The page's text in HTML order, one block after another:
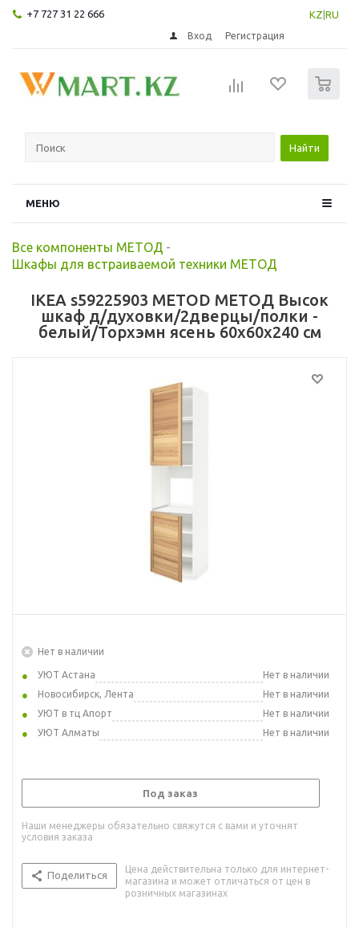
+7 727 31 22 666 KZ RU
Вход Регистрация
Найти
МЕНЮ
Все компоненты МЕТОД -
Шкафы для встраиваемой техники МЕТОД
IKEA s59225903 METOD МЕТОД Высок
шкаф д/духовки/2дверцы/полки -
белый/Торхэмн ясень 60x60x240 см
Нет в наличии
УЮТ Астана
Нет в наличии
Новосибирск, Лента
Нет в наличии
УЮТ в тц Апорт
Нет в наличии
УЮТ Алматы
Нет в наличии
Под заказ
Наши менеджеры обязательно свяжутся с вами и уточнят
условия заказа
Поделиться
Цена действительна только для интернет-
магазина и может отличаться от цен в
розничных магазинах